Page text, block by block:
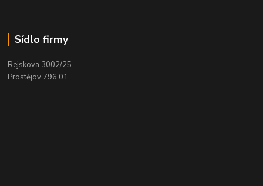
Sídlo firmy
Rejskova 3002/25
Prostějov 796 01